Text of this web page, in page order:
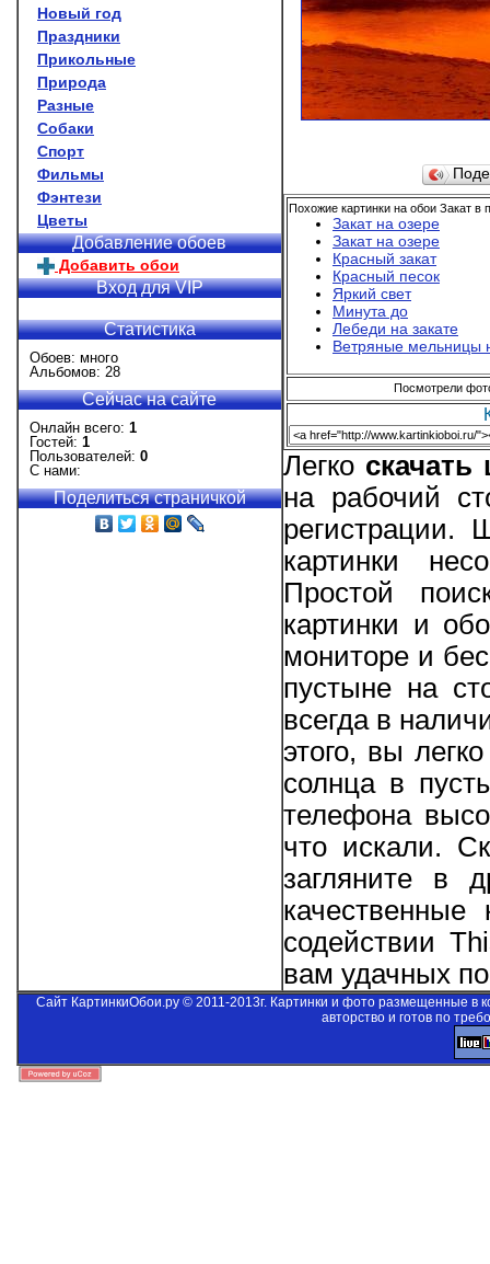
Новый год
Праздники
Прикольные
Природа
Разные
Собаки
Спорт
Фильмы
Фэнтези
Цветы
Добавление обоев
Добавить обои
Вход для VIP
Статистика
Обоев: много
Альбомов: 28
Сейчас на сайте
Онлайн всего: 1
Гостей: 1
Пользователей: 0
С нами:
Поделиться страничкой
Похожие картинки на обои Закат в
Закат на озере
Закат на озере
Красный закат
Красный песок
Яркий свет
Минута до
Лебеди на закате
Ветряные мельницы
Посмотрели
Легко
на рабочий
регистрации.
картинки
Простой
картинки и
мониторе и
пустыне на
всегда в
этого, вы
солнца в
телефона
что искали.
загляните в
содействии
вам удачных
Сайт КартинкиОбои.ру © 2011-2013г. Картинки и фото размещенные в
авторство и готов по